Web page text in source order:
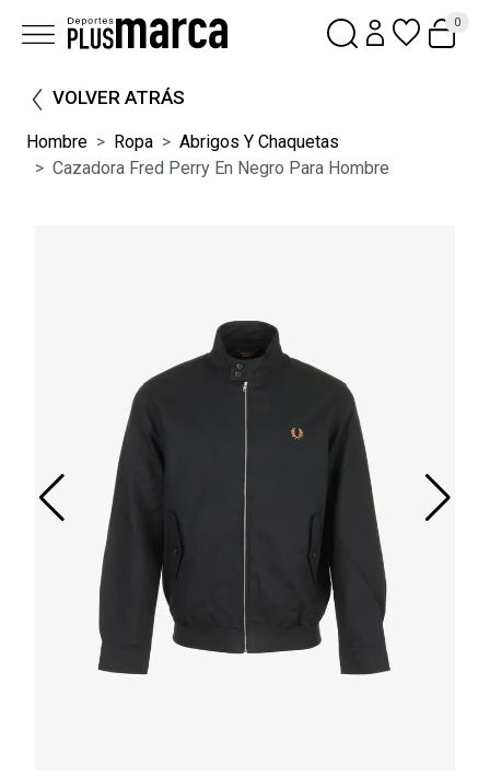
0
VOLVER ATRÁS
Hombre Ropa
Abrigos Y Chaquetas
Cazadora Fred Perry En Negro Para Hombre